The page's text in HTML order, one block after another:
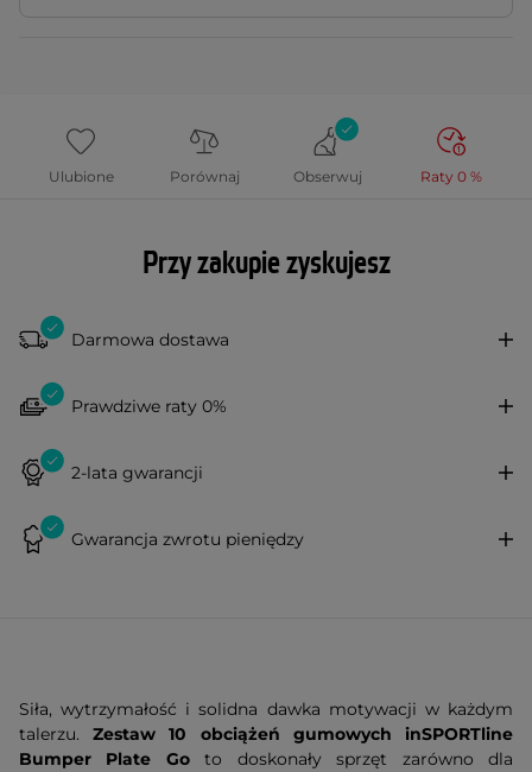
Ulubione Porównaj Obserwuj Raty 0 %
Przy zakupie zyskujesz
Darmowa dostawa
Prawdziwe raty 0%
2-lata gwarancji
Gwarancja zwrotu pieniędzy
Siła, wytrzymałość i solidna dawka motywacji w każdym
talerzu.Zestaw 10 obciążeń gumowych inSPORTline
Bumper Plate Goto doskonały sprzęt zarówno dla